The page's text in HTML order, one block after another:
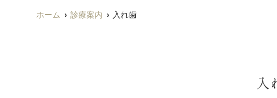
ホーム 診療案内 入れ歯
入